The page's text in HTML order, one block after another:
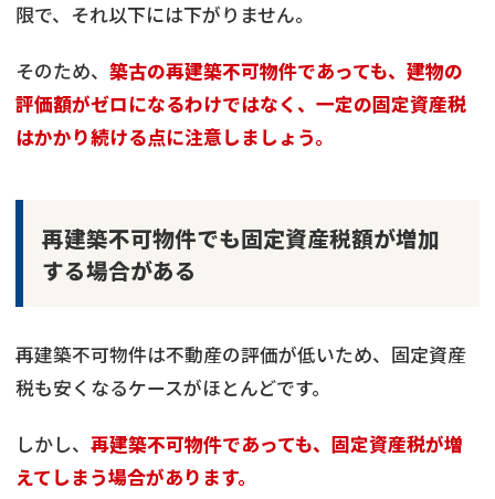
限で、それ以下には下がりません。
そのため、 築古の再建築不可物件であっても、建物の
評価額がゼロになるわけではなく、一定の固定資産税
はかかり続ける点に注意しましょう。
再建築不可物件でも固定資産税額が増加
する場合がある
再建築不可物件は不動産の評価が低いため、固定資産
税も安くなるケースがほとんどです。
しかし、 再建築不可物件であっても、固定資産税が増
えてしまう場合があります。